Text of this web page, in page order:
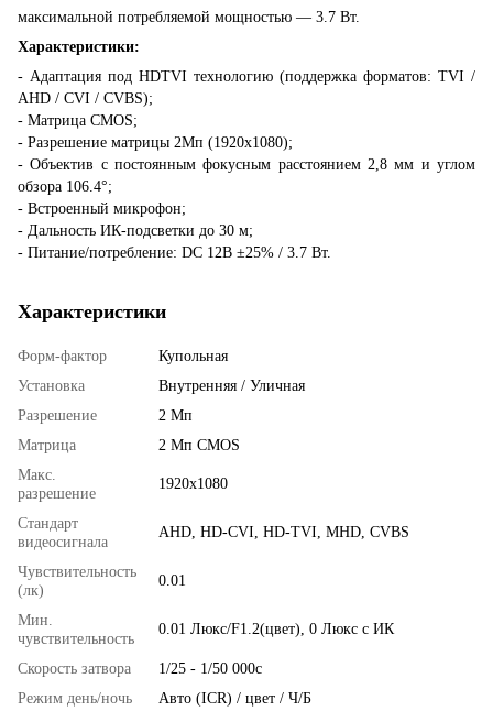
максимальной потребляемой мощностью — 3.7 Вт.
Характеристики:
- Адаптация под HDTVI технологию (поддержка форматов: TVI /
AHD / CVI / CVBS);
- Матрица CMOS;
- Разрешение матрицы 2Мп (1920x1080);
- Объектив с постоянным фокусным расстоянием 2,8 мм и углом
обзора 106.4°;
- Встроенный микрофон;
- Дальность ИК-подсветки до 30 м;
- Питание/потребление: DC 12В ±25% / 3.7 Вт.
Характеристики
Форм-фактор
Купольная
Установка
Внутренняя / Уличная
Разрешение
2 Мп
Матрица
2 Мп CMOS
Макс.
разрешение
1920x1080
Стандарт
видеосигнала
AHD, HD-CVI, HD-TVI, MHD, CVBS
Чувствительность
(лк)
0.01
Мин.
чувствительность
0.01 Люкс/F1.2(цвет), 0 Люкс с ИК
Скорость затвора
1/25 - 1/50 000с
Режим день/ночь
Авто (ICR) / цвет / Ч/Б